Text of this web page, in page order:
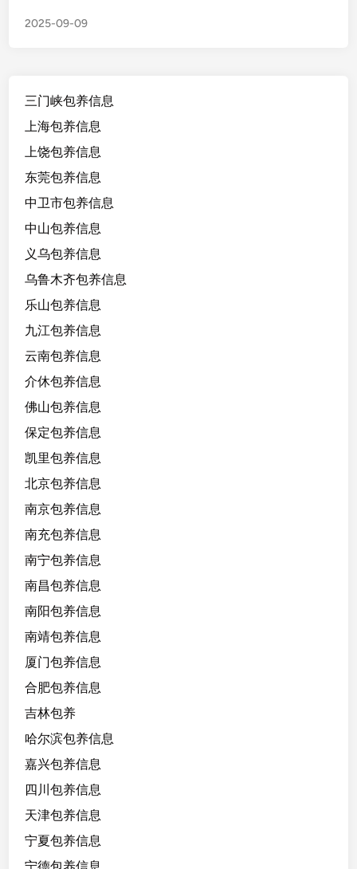
阳
岁
/
6
0
，
校
学
生
能
无
套
月
生
活
极
低
只
3
0
0
2025-09-09
三门峡包养信息
上海包养信息
上饶包养信息
东莞包养信息
中卫市包养信息
中山包养信息
义乌包养信息
乌鲁木齐包养信息
乐山包养信息
九江包养信息
云南包养信息
介休包养信息
佛山包养信息
保定包养信息
凯里包养信息
北京包养信息
南京包养信息
南充包养信息
南宁包养信息
南昌包养信息
南阳包养信息
南靖包养信息
厦门包养信息
合肥包养信息
吉林包养
哈尔滨包养信息
嘉兴包养信息
四川包养信息
天津包养信息
宁夏包养信息